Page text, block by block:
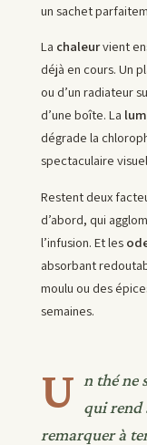
un sachet
La chaleurvient
déjà en cours. Un
ou d’un radiateur
d’une boîte. La
dégrade la
spectaculaire
Restent deux
d’abord, qui
l’infusion. Et les
absorbant
moulu ou des
semaines.
U
n thé ne
qui rend
remarquer à